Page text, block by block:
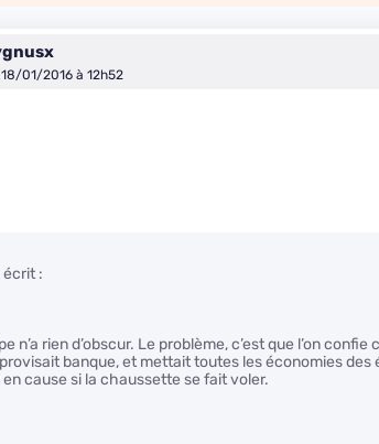
01/2016 à 12h52
écrit :
n’a rien d’obscur. Le problème, c’est que l’on
banque, et mettait toutes les économies
en cause si la chaussette se fait voler.